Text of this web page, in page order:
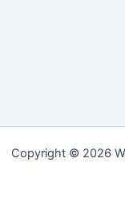
Copyright © 2026